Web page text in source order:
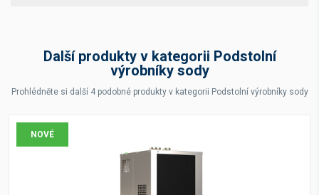
Další produkty v kategorii Podstolní
výrobníky sody
Prohlédněte si další 4 podobné produkty v kategorii Podstolní výrobníky sody
NOVÉ